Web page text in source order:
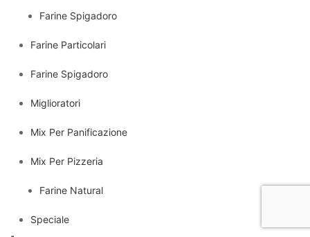
Farine Spigadoro
Farine Particolari
Farine Spigadoro
Miglioratori
Mix Per Panificazione
Mix Per Pizzeria
Farine Natural
Speciale